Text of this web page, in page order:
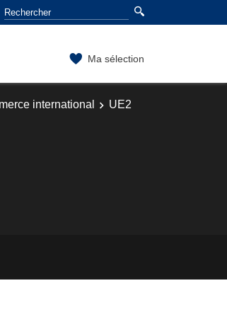
Ma sélection
international
UE2